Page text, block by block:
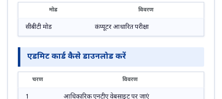
मोड विवरण
सीबीटी मोड कंप्यूटर आधारित परीक्षा
एडमिट कार्ड कैसे डाउनलोड करें
चरण विवरण
1 आधिकारिक एनटीए वेबसाइट पर जाएं